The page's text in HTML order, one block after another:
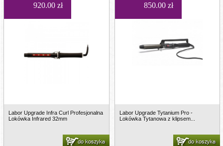
920.00 zł
Labor Upgrade Infra Curl Profesjonalna
Lokówka Infrared 32mm
do koszyka
850.00 zł
Labor Upgrade Tytanium Pro -
Lokówka Tytanowa z klipsem...
do koszyka